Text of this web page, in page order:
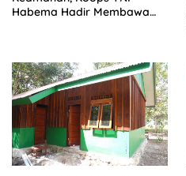
Habema Hadir Membawa